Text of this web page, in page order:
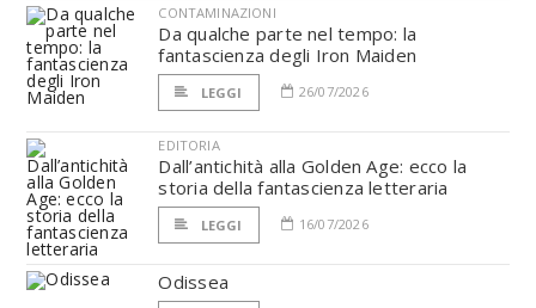
CONTAMINAZIONI
Da qualche parte nel tempo: la
fantascienza degli Iron Maiden
LEGGI 26/07/2026
EDITORIA
Dall’antichità alla Golden Age: ecco la
storia della fantascienza letteraria
LEGGI 16/07/2026
Odissea